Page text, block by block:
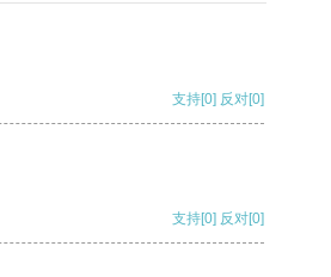
支持[0] 反对[0]
支持[0] 反对[0]